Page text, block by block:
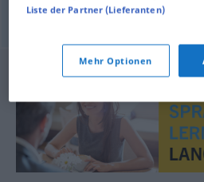
Liste der Partner (Lieferanten)
Mehr Optionen